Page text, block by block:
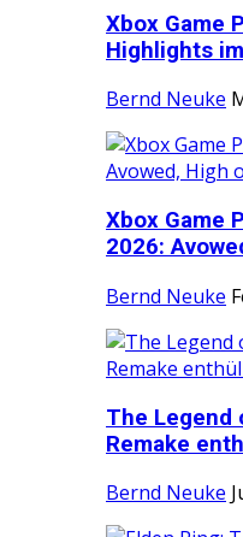
Xbox Game
Highlights
Bernd Neuke
Xbox Game
2026:
Bernd Neuke
The Legend
Remake
Bernd Neuke